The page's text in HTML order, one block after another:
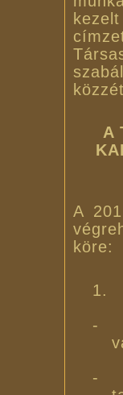
A
A
köre:
1.
-
-